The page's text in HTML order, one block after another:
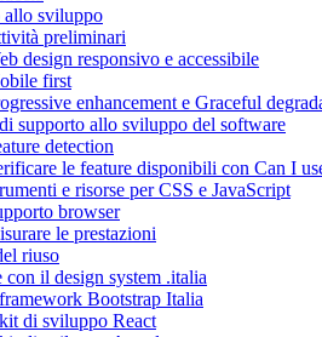
sviluppo
preliminari
design responsivo e accessibile
first
enhancement e Graceful
supporto allo sviluppo del software
detection
le feature disponibili con Can I
e risorse per CSS e JavaScript
browser
le prestazioni
riuso
il design system .italia
Bootstrap Italia
di sviluppo React